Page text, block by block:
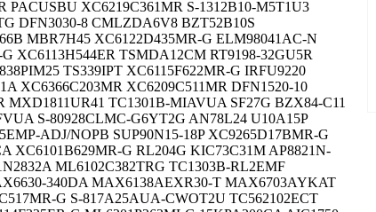
PACUSBU XC6219C361MR S-1312B10-M5T1U3
DFN3030-8 CMLZDA6V8 BZT52B10S
MBR7H45 XC6122D435MR-G ELM98041AC-N
XC6113H544ER TSMDA12CM RT9198-32GU5R
TS339IPT XC6115F622MR-G IRFU9220
XC6366C203MR XC6209C511MR DFN1520-10
MXD1811UR41 TC1301B-MIAVUA SF27G BZX84-C11
S-80928CLMC-G6YT2G AN78L24 U10A15P
ADJ/NOPB SUP90N15-18P XC9265D17BMR-G
XC6101B629MR-G RL204G KIC73C31M AP8821N-
ML6102C382TRG TC1303B-RL2EMF
340DA MAX6138AEXR30-T MAX6703AYKAT
G S-817A25AUA-CWOT2U TC562102ECT